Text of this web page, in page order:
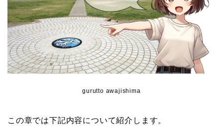
gurutto awajishima
この章では下記内容について紹介します。